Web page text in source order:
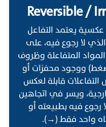
Reversible /
يعتمد التفاعل
لا رجوع فيه، على
المتفاعلة وظروف
ووجود محفزات أو
قابلة لعكس
ويسر في اتجاهين
فيه بطبيعته أو
واحد فقط (→).